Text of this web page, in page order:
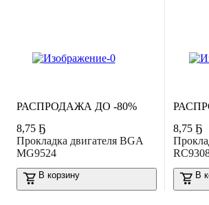
РАСПРОДАЖА ДО -80%
8,75 Ҕ
Прокладка двигателя BGA
MG9524
В корзину
8,75 Ҕ
В